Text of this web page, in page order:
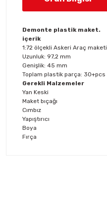
Demonte plastik maket.
içerik
1:72 ölçekli Askeri Araç maketi
Uzunluk: 97,2 mm
Genişlik: 45 mm
Toplam plastik parça: 30+pcs
Gerekli Malzemeler
Yan Keski
Maket bıçağı
Cımbız
Yapıştırıcı
Boya
Fırça